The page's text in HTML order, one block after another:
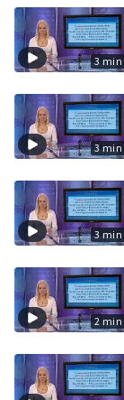
3 min
3 min
3 min
2 min